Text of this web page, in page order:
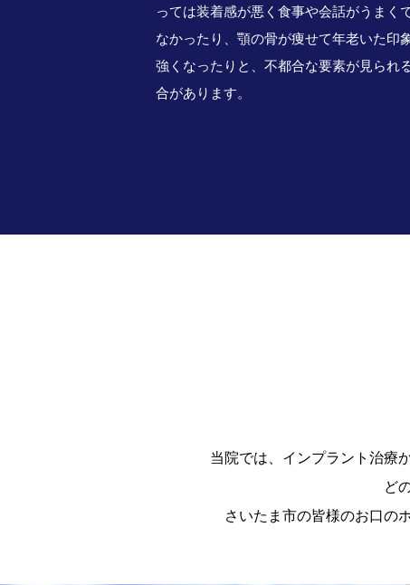
っては装着感が悪く食事や会話がうまく
なかったり、顎の骨が痩せて年老いた印
強くなったりと、不都合な要素が見られ
合があります。
当院では、インプラント治療
ど
さいたま市の皆様のお口の